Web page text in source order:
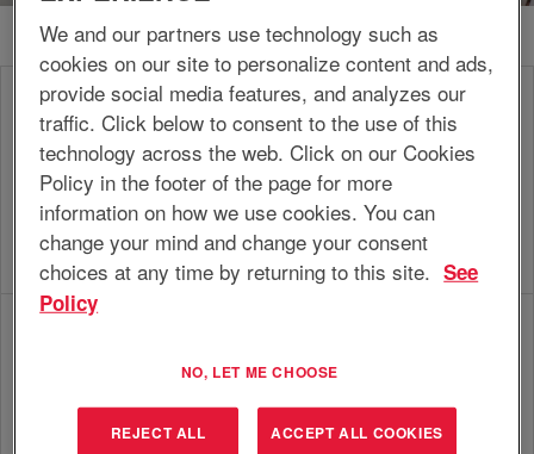
Responsable
marketing
Élaborent une stratégie marketing pour les
produits, services et/ou marchés désignés,
obtiennent les approbations nécessaires et
conformément à la stratégie de l’unité
opérationnelle/l’entreprise, afin de créer et/ou
de maintenir des produits, services et
marchés solides et rentables.
compte/portefeuille assigné, obtiennent et
d’atteindre les objectifs commerciaux.
We and our partners use technology such as
cookies on our site to personalize content and ads,
provide social media features, and analyzes our
traffic. Click below to consent to the use of this
technology across the web. Click on our Cookies
Policy in the footer of the page for more
information on how we use cookies. You can
change your mind and change your consent
choices at any time by returning to this site. See
Policy
NO, LET ME CHOOSE
REJECT ALL ACCEPT ALL COOKIES